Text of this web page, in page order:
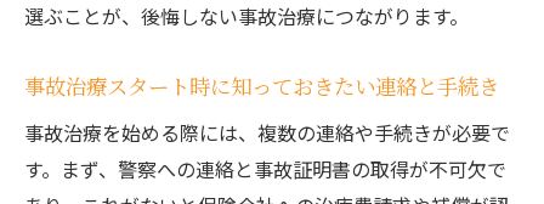
選ぶことが、後悔しない事故治療につながります。
事故治療スタート時に知っておきたい連絡と手続き
事故治療を始める際には、複数の連絡や手続きが必要で
す。まず、警察への連絡と事故証明書の取得が不可欠で